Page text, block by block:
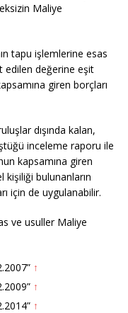
Maliye
tapu işlemlerine esas
edilen değerine eşit
giren borçları
dışında kalan,
inceleme raporu ile
kapsamına giren
bulunanların
için de uygulanabilir.
ve usuller Maliye
↑
↑
↑